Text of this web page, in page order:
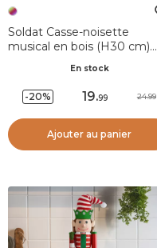
Soldat Casse-noisette
musical en bois (H30 cm)
En stock
-20% 19.99 24.99
Ajouter au panier